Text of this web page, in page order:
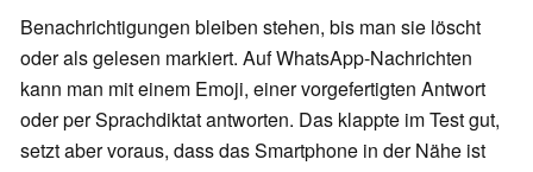
Benachrichtigungen bleiben stehen, bis man sie löscht
oder als gelesen markiert. Auf WhatsApp-Nachrichten
kann man mit einem Emoji, einer vorgefertigten Antwort
oder per Sprachdiktat antworten. Das klappte im Test gut,
setzt aber voraus, dass das Smartphone in der Nähe ist